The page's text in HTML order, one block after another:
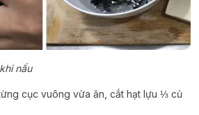
nấu
cục vuông vừa ăn, cắt hạt lựu ⅓ củ